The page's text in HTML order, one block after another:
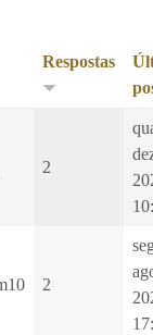
Respostas
2
2